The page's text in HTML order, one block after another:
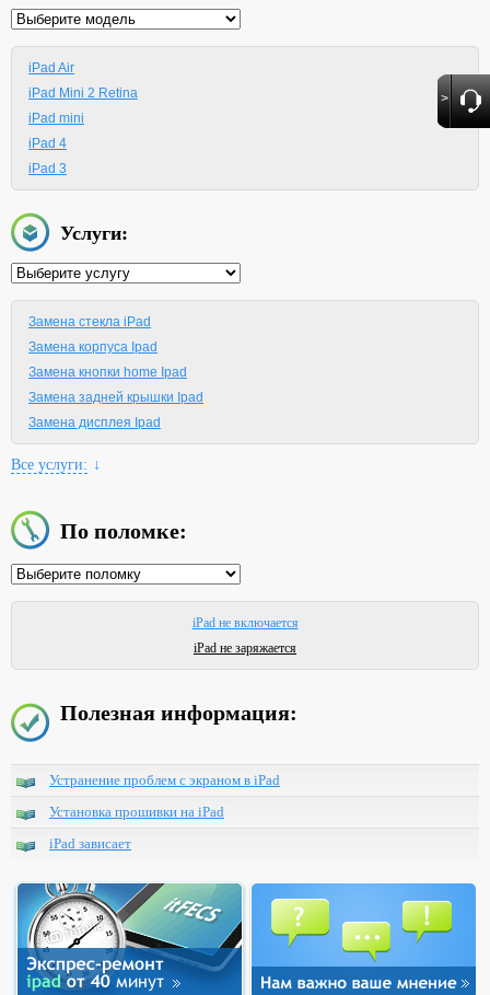
iPad Air
iPad Mini 2 Retina
iPad mini
iPad 4
iPad 3
Услуги:
Замена стекла iPad
Замена корпуса Ipad
Замена кнопки home Ipad
Замена задней крышки Ipad
Замена дисплея Ipad
Все услуги: ↓
По поломке:
iPad не включается
iPad не заряжается
Полезная информация:
Устранение проблем с экраном в iPad
Установка прошивки на iPad
iPad зависает
>